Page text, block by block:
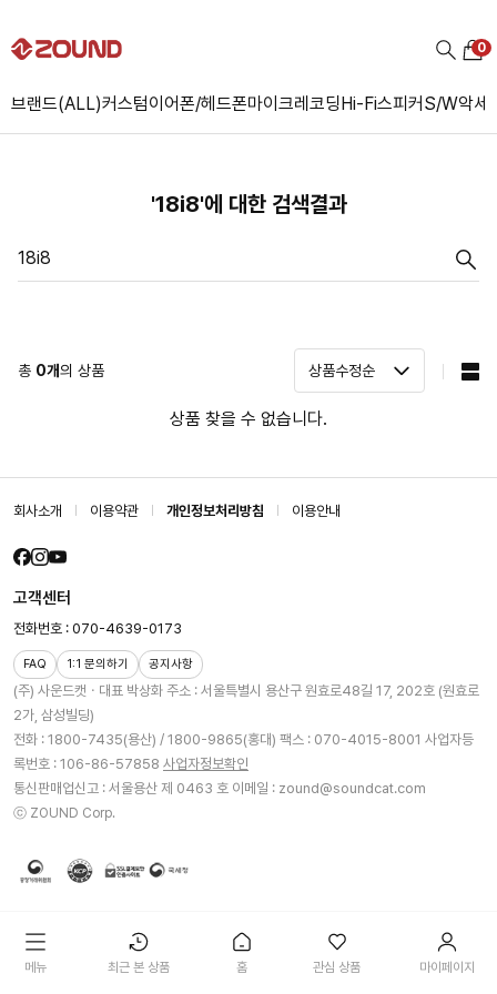
브랜드(ALL)커스텀이어폰/헤드폰마이크레코딩Hi-Fi스피커S/W악세
0
메뉴 최근 본 상품 홈 관심 상품 마이페이지
'18i8'에 대한 검색결과
총 0개의 상품
상품 찾을 수 없습니다.
회사소개 이용약관 개인정보처리방침 이용안내
(주) 사운드캣ㆍ대표 박상화 주소 : 서울특별시 용산구 원효로48길 17, 202호 (원효로
2가, 삼성빌딩)
전화 : 1800-7435(용산) / 1800-9865(홍대) 팩스 : 070-4015-8001 사업자등
록번호 : 106-86-57858 사업자정보확인
통신판매업신고 : 서울용산 제 0463 호 이메일 : zound@soundcat.com
ⓒ ZOUND Corp.
고객센터
전화번호 : 070-4639-0173
FAQ 1:1 문의하기 공지사항